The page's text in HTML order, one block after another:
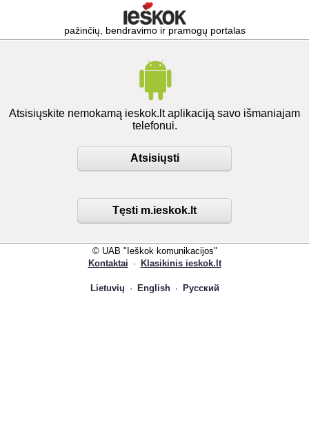
pažinčių, bendravimo ir pramogų portalas
Atsisiųskite nemokamą ieskok.lt aplikaciją savo išmaniajam
telefonui.
Atsisiųsti
Tęsti m.ieskok.lt
© UAB "Ieškok komunikacijos"
Kontaktai · Klasikinis ieskok.lt
Lietuvių · English · Русский